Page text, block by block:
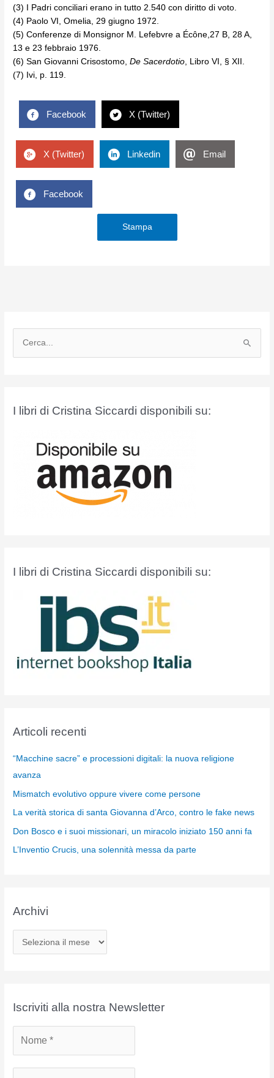
(3) I Padri conciliari erano in tutto 2.540 con diritto di voto.
(4) Paolo VI, Omelia, 29 giugno 1972.
(5) Conferenze di Monsignor M. Lefebvre a Écône,27 B, 28 A,
13 e 23 febbraio 1976.
(6) San Giovanni Crisostomo,De Sacerdotio, Libro VI, § XII.
(7) Ivi, p. 119.
Facebook X (Twitter)
X (Twitter) Linkedin Email
Facebook
Stampa
I libri di Cristina Siccardi disponibili su:
I libri di Cristina Siccardi disponibili su:
Articoli recenti
“Macchine sacre” e processioni digitali: la nuova religione
avanza
Mismatch evolutivo oppure vivere come persone
La verità storica di santa Giovanna d’Arco, contro le fake news
Don Bosco e i suoi missionari, un miracolo iniziato 150 anni fa
L’Inventio Crucis, una solennità messa da parte
Archivi
r
iIscriviti alla nostra Newsletter